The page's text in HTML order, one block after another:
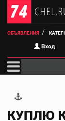
ОБЪЯВЛЕНИЯ
Вход
КУПЛЮ